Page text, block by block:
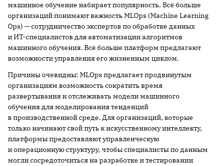
машинное обучение набирает популярность. Всё больше
организаций понимают важность MLOps (Machine Learning
Ops) — сотрудничество экспертов по обработке данных
и ИТ-специалистов для автоматизации алгоритмов
машинного обучения. Всё больше платформ предлагают
возможности управления его жизненным циклом.
Причины очевидны: MLOps предлагает продвинутым
организациям возможность сократить время
развертывания и отслеживать модели машинного
обучения для моделирования тенденций
в производственной среде. Для организаций, которые
только начинают свой путь к искусственному интеллекту,
платформы предоставляют управленческую
и операционную структуру, чтобы специалисты по данным
могли сосредоточиться на разработке и тестировании